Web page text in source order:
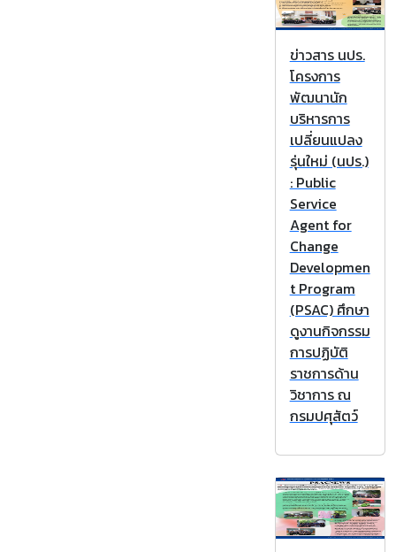
ข่าวสาร นปร.
โครงการ
พัฒนานัก
บริหารการ
เปลี่ยนแปลง
รุ่นใหม่ (นปร.)
: Public
Service
Agent for
Change
Developmen
t Program
(PSAC) ศึกษา
ดูงานกิจกรรม
การปฏิบัติ
ราชการด้าน
วิชาการ ณ
กรมปศุสัตว์